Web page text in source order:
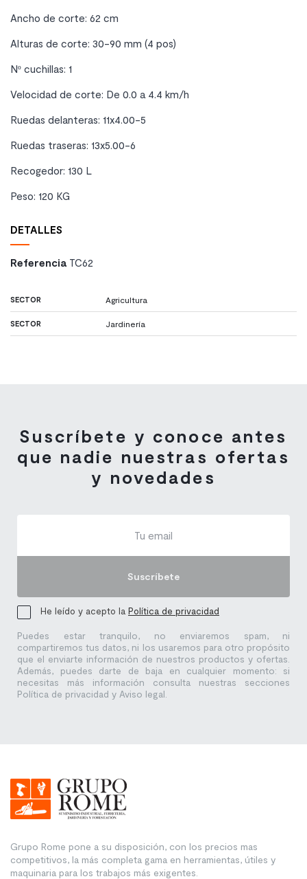
Ancho de corte: 62 cm
Alturas de corte: 30-90 mm (4 pos)
Nº cuchillas: 1
Velocidad de corte: De 0.0 a 4.4 km/h
Ruedas delanteras: 11x4.00-5
Ruedas traseras: 13x5.00-6
Recogedor: 130 L
Peso: 120 KG
DETALLES
Referencia TC62
SECTOR Agricultura
SECTOR Jardinería
Suscríbete y conoce antes
que nadie nuestras ofertas
y novedades
Puedes estar tranquilo, no enviaremos spam, ni
compartiremos tus datos, ni los usaremos para otro propósito
que el enviarte información de nuestros productos y ofertas.
Además, puedes darte de baja en cualquier momento: si
necesitas más información consulta nuestras secciones
Política de privacidad y Aviso legal.
Suscríbete
He leído y acepto la Política de privacidad
Grupo Rome pone a su disposición, con los precios mas
competitivos, la más completa gama en herramientas, útiles y
maquinaria para los trabajos más exigentes.